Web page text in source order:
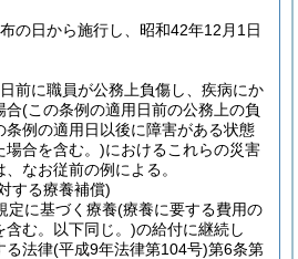
の日から施行し、昭和42年12月1日
前に職員が公務上負傷し、疾病にか
合(この条例の適用日前の公務上の負
条例の適用日以後に障害がある状態
場合を含む。)におけるこれらの災害
なお従前の例による。
する療養補償)
定に基づく療養(療養に要する費用の
含む。以下同じ。)の給付に継続し
る法律(平成9年法律第104号)第6条第